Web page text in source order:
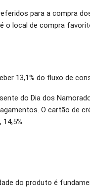
para a compra
o local de compra
13,1% do fluxo de
do Dia dos
O cartão de
do produto é